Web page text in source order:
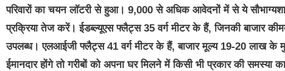
परिवारों का चयन लॉटरी से हुआ। 9,000 से अधिक आवेदनों में से ये
प्रक्रिया तेज करें। ईडब्ल्यूएस फ्लैट्स 35 वर्ग मीटर के हैं, जिनकी बाजार
उपलब्ध। एलआईजी फ्लैट्स 41 वर्ग मीटर के हैं, बाजार मूल्य 19-20 लाख के
ईमानदार होंगे तो गरीबों को अपना घर मिलने में किसी भी प्रकार की समस्या